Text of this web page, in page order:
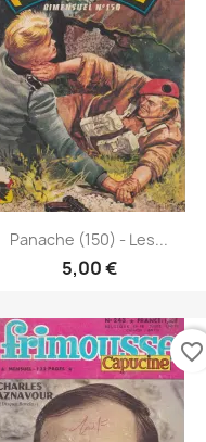
Panache (150) - Les...
5,00 €
favorite_border